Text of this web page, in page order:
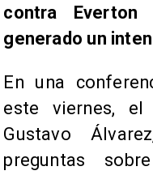
contra
generado un
En una
este viernes,
Gustavo
preguntas